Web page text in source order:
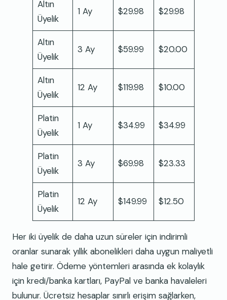
Altın
Üyelik
1 Ay $29.98 $29.98
Altın
Üyelik
3 Ay $59.99 $20.00
Altın
Üyelik
12 Ay $119.98 $10.00
Platin
Üyelik
1 Ay $34.99 $34.99
Platin
Üyelik
3 Ay $69.98 $23.33
Platin
Üyelik
12 Ay $149.99 $12.50
Her iki üyelik de daha uzun süreler için indirimli
oranlar sunarak yıllık abonelikleri daha uygun maliyetli
hale getirir. Ödeme yöntemleri arasında ek kolaylık
için kredi/banka kartları, PayPal ve banka havaleleri
bulunur. Ücretsiz hesaplar sınırlı erişim sağlarken,